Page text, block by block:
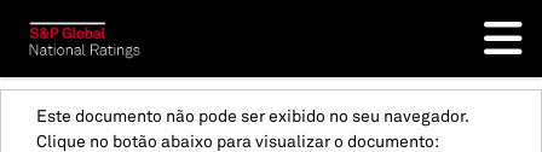
Este documento não pode ser exibido no seu navegador.
Clique no botão abaixo para visualizar o documento: